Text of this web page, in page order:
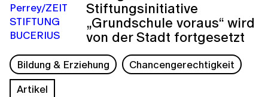
Stiftungsinitiative
„Grundschule voraus“ wird
von der Stadt fortgesetzt
Bildung & Erziehung
Chancengerechtigkeit
Artikel